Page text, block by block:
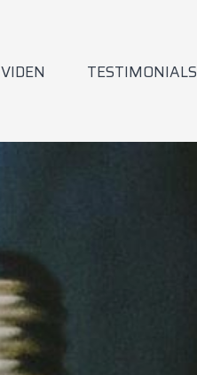
VIDEN TESTIMONIALS